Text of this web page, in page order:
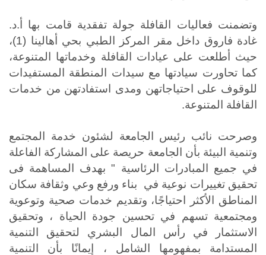
وتضمنت فعاليات القافلة جولة تفقدية قامت بها أ.د.
غادة فاروق داخل مقر المركز الطبي بحي أهالينا (1)،
حيث أطلعت على عيادات القافلة وخدماتها المتنوعة،
كما تحاورت سيادتها مع سيدات المنطقة المستفيدات
للوقوف على احتياجاتهن ومدى استفادتهن من خدمات
القافلة المتنوعة.
وصرحت نائب رئيس الجامعة لشئون خدمة المجتمع
وتنمية البيئة بأن الجامعة حريصة على
المشاركة الفاعلة
في جميع المبادرات الرئاسية " بهدف المساهمة فى
تحقيق تغييرات نوعية في بناء ورفع وعي وثقافة سكان
المناطق الأكثر احتياجًا، وتقديم خدمات صحية وتوعوية
ومجتمعية تسهم في تحسين جودة الحياة ، وتحقيق
الاستثمار في رأس المال البشري لتحقيق التنمية
المستدامة بمفهومها الشامل ، إيمانًا بأن التنمية